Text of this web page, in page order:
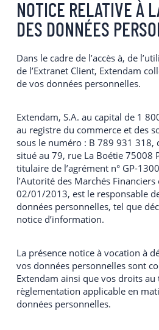
NOTICE RELATIVE À
DES DONNÉES
Dans le cadre de l’accès à, de
de l’Extranet Client, Extendam
de vos données personnelles.
Extendam, S.A. au capital de 1
au registre du commerce et des
sous le numéro : B 789 931 318,
situé au 79, rue La Boétie 75008
titulaire de l’agrément n° GP-
l’Autorité des Marchés Financiers
02/01/2013, est le responsable
données personnelles, tel que
notice d’information.
La présence notice à vocation à
vos données personnelles sont
Extendam ainsi que vos droits au
règlementation applicable en
données personnelles.